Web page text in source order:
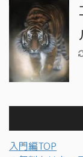
入門編TOP